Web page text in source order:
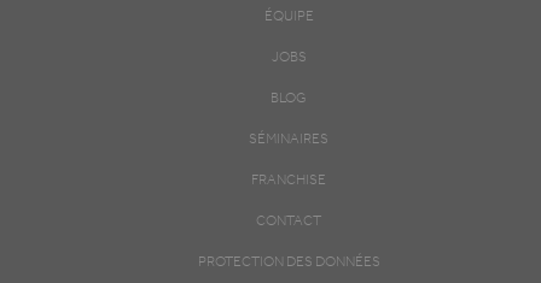
ÉQUIPE
JOBS
BLOG
SÉMINAIRES
FRANCHISE
CONTACT
PROTECTION DES DONNÉES